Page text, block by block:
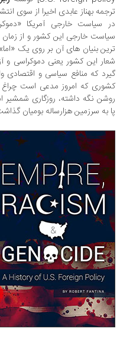
بهناز عابدی اخیرا از سوی
سیاست خارجی آمریکا
خارجی این کشور و از زمان
بنیان های آن بر روی یک «اما»
این کشور یعنی دموکراسی و آزادی تا
که منافع سیاسی و اقتصادی
که امروز مدعی است چراغ
نگه داشته، روزگاری شمشیر
به سرزمین هزارساله بومیان گذاشت و